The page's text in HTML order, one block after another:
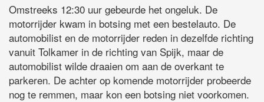
Omstreeks 12:30 uur gebeurde het ongeluk. De
motorrijder kwam in botsing met een bestelauto. De
automobilist en de motorrijder reden in dezelfde richting
vanuit Tolkamer in de richting van Spijk, maar de
automobilist wilde draaien om aan de overkant te
parkeren. De achter op komende motorrijder probeerde
nog te remmen, maar kon een botsing niet voorkomen.